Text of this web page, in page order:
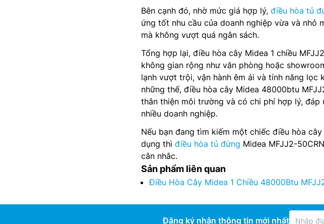
Bên cạnh đó, nhờ mức giá hợp lý, điều hòa tủ
ứng tốt nhu cầu của doanh nghiệp vừa và nhỏ
mà không vượt quá ngân sách.
Tổng hợp lại, điều hòa cây Midea 1 chiều
không gian rộng như văn phòng hoặc
lạnh vượt trội, vận hành êm ái và tính năng lọc
những thế, điều hòa cây Midea 48000btu
thân thiện môi trường và có chi phí hợp lý,
nhiều doanh nghiệp.
Nếu bạn đang tìm kiếm một chiếc điều hòa
dụng thì điều hòa tủ đứng Midea MFJJ2-
cân nhắc.
Sản phẩm liên quan
Điều Hòa Cây Midea 1 Chiều 48000Btu
Đăng ký nhận thông tin mới nhất